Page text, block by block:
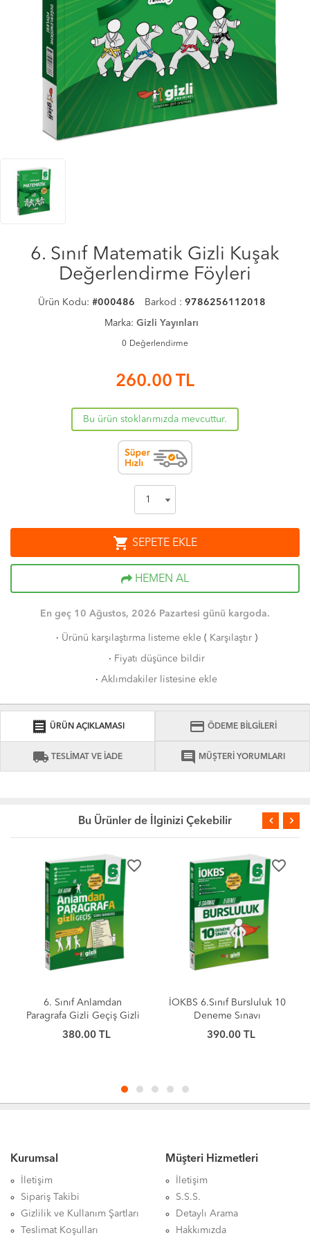
6. Sınıf Matematik Gizli Kuşak
Değerlendirme Föyleri
Ürün Kodu: #000486 Barkod : 9786256112018
Marka: Gizli Yayınları
0 Değerlendirme
260.00 TL
Bu ürün stoklarımızda mevcuttur.
shopping_cart SEPETE EKLE
HEMEN AL
En geç 10 Ağustos, 2026 Pazartesi günü kargoda.
· Ürünü karşılaştırma listeme ekle( Karşılaştır)
· Fiyatı düşünce bildir
· Aklımdakiler listesine ekle
receipt ÜRÜN AÇIKLAMASI credit_card ÖDEME BİLGİLERİ
local_shipping TESLİMAT VE İADE comment MÜŞTERİ YORUMLARI
Bu Ürünler de İlginizi Çekebilir
favorite_border
6. Sınıf Anlamdan
Paragrafa Gizli Geçiş Gizli
Yayınları
380.00 TL
favorite_border
İOKBS 6.Sınıf Bursluluk 10
Deneme Sınavı
390.00 TL
Kurumsal
İletişim
Sipariş Takibi
Gizlilik ve Kullanım Şartları
Teslimat Koşulları
Müşteri Hizmetleri
İletişim
S.S.S.
Detaylı Arama
Hakkımızda